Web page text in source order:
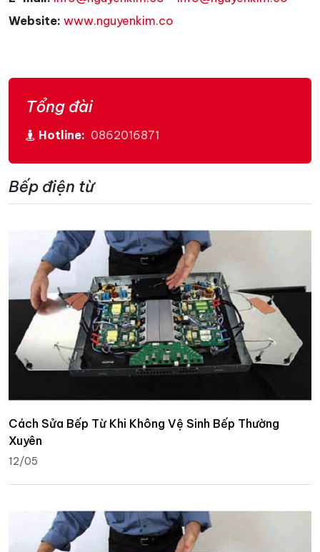
Website: www.nguyenkim.co
Tổng đài
Hotline: 0862016871
Bếp điện từ
Cách Sửa Bếp Từ Khi Không Vệ Sinh Bếp Thường
Xuyên
12/05